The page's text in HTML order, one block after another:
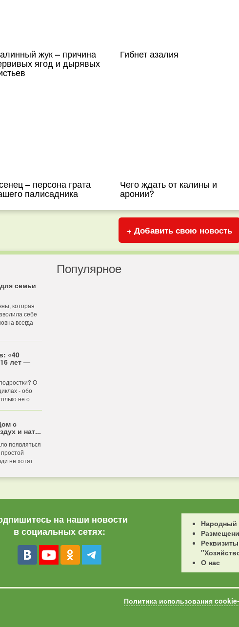
жук – причина
ягод и дырявых
Гибнет азалия
– персона грата
палисадника
Чего ждать от калины и
аронии?
+ Добавить свою новость
семьи
которая
себе
всегда
«40
лет —
О
- обо
не о
с
и нат...
появляться
не хотят
Популярное
на наши новости
в социальных сетях:
Народный
О нас
Политика использования